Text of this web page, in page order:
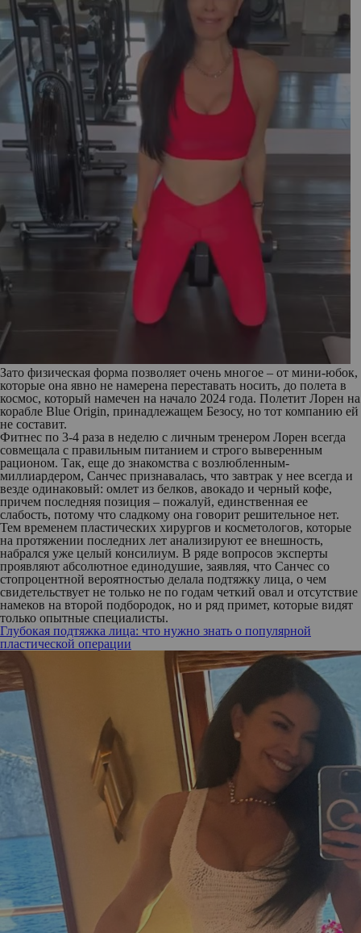
Зато физическая форма позволяет очень многое – от мини-юбок,
которые она явно не намерена переставать носить, до полета в
космос, который намечен на начало 2024 года. Полетит Лорен на
корабле Blue Origin, принадлежащем Безосу, но тот компанию ей
не составит.
Фитнес по 3-4 раза в неделю с личным тренером Лорен всегда
совмещала с правильным питанием и строго выверенным
рационом. Так, еще до знакомства с возлюбленным-
миллиардером, Санчес признавалась, что завтрак у нее всегда и
везде одинаковый: омлет из белков, авокадо и черный кофе,
причем последняя позиция – пожалуй, единственная ее
слабость, потому что сладкому она говорит решительное нет.
Тем временем пластических хирургов и косметологов, которые
на протяжении последних лет анализируют ее внешность,
набрался уже целый консилиум. В ряде вопросов эксперты
проявляют абсолютное единодушие, заявляя, что Санчес со
стопроцентной вероятностью делала подтяжку лица, о чем
свидетельствует не только не по годам четкий овал и отсутствие
намеков на второй подбородок, но и ряд примет, которые видят
только опытные специалисты.
Глубокая подтяжка лица: что нужно знать о популярной
пластической операции